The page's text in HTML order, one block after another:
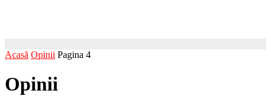
Acasă Opinii Pagina 4
Opinii